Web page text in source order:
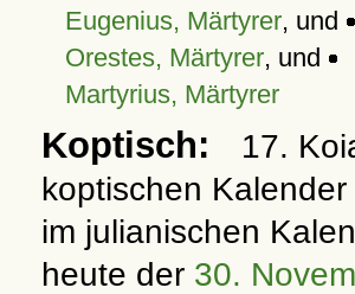
Eugenius, Märtyrer, und
Orestes, Märtyrer, und
Martyrius, Märtyrer
Koptisch:
17.
koptischen Kalender
im julianischen
heute der 30.